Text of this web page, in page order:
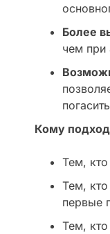
Более
чем при
Кому
Тем, кто
Тем,
первые
Тем, кто